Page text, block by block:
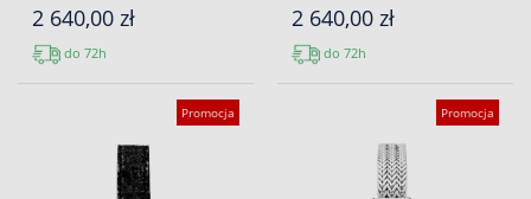
2 640,00 zł
do 72h
2 640,00 zł
do 72h
Promocja Promocja